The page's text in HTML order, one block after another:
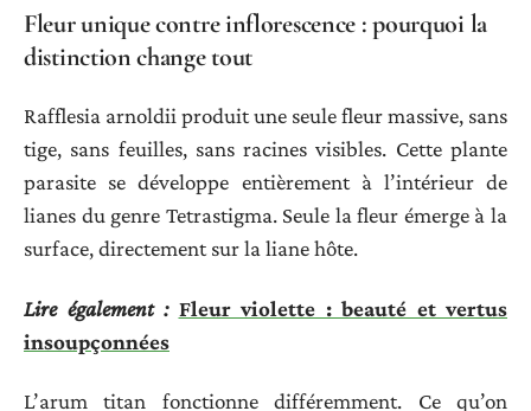
Fleur unique contre inflorescence : pourquoi la
distinction change tout
Rafflesia arnoldii produit une seule fleur massive, sans
tige, sans feuilles, sans racines visibles. Cette plante
parasite se développe entièrement à l’intérieur de
lianes du genre Tetrastigma. Seule la fleur émerge à la
surface, directement sur la liane hôte.
Lire également : Fleur violette : beauté et vertus
insoupçonnées
L’arum titan fonctionne différemment. Ce qu’on